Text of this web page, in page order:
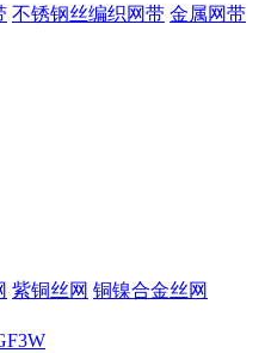
不锈钢丝编织网带 金属网带
紫铜丝网 铜镍合金丝网